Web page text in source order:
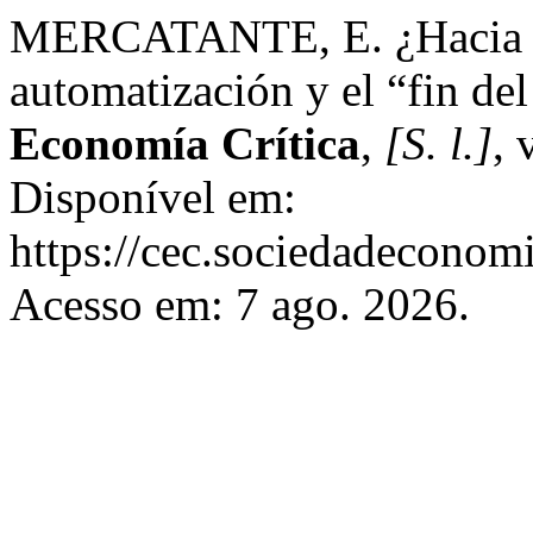
MERCATANTE, E. ¿Hacia
automatización y el “fin
Economía Crítica, [S. l.],
Disponível em:
https://
Acesso em: 7 ago. 2026.